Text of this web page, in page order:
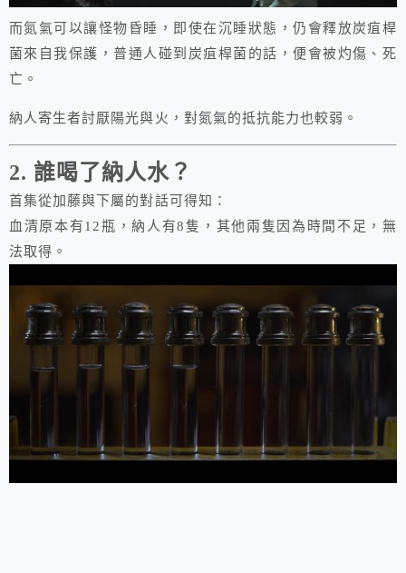
而氮氣可以讓怪物昏睡，即使在沉睡狀態，仍會釋放炭疽桿
菌來自我保護，普通人碰到炭疽桿菌的話，便會被灼傷、死
亡。
納人寄生者討厭陽光與火，對氮氣的抵抗能力也較弱。
2. 誰喝了納人水？
首集從加藤與下屬的對話可得知：
血清原本有12瓶，納人有8隻，其他兩隻因為時間不足，無
法取得。